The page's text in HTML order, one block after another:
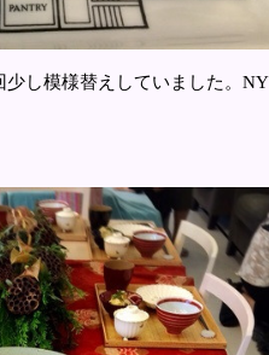
少し模様替えしていました。